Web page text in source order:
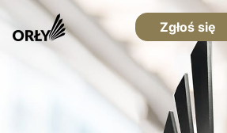
Zgłoś się